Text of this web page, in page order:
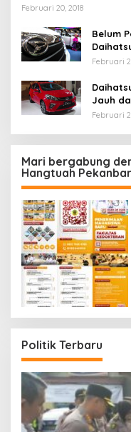
Februari 20, 2018
Belum
Februari
Jauh
Februari
Mari bergabung
Hangtuah
Politik Terbaru